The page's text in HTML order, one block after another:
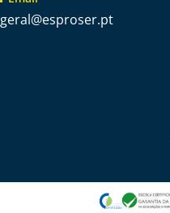
tp.resorpse
@lareg